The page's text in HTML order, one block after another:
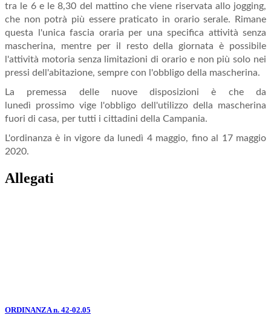
tra le 6 e le 8,30 del mattino che viene riservata allo jogging,
che non potrà più essere praticato in orario serale. Rimane
questa l'unica fascia oraria per una specifica attività senza
mascherina, mentre per il resto della giornata è possibile
l'attività motoria senza limitazioni di orario e non più solo nei
pressi dell'abitazione, sempre con l'obbligo della mascherina.
La premessa delle nuove disposizioni è che da
lunedì prossimo vige l'obbligo dell'utilizzo della mascherina
fuori di casa, per tutti i cittadini della Campania.
L'ordinanza è in vigore da lunedì 4 maggio, fino al 17 maggio
2020.
Allegati
ORDINANZA n. 42-02.05